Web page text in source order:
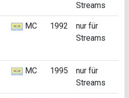
Streams
MC 1992
nur für
Streams
MC 1995
nur für
Streams